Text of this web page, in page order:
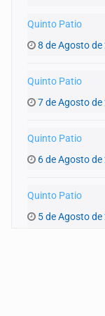
Quinto Patio
8 de Agosto de
Quinto Patio
7 de Agosto de
Quinto Patio
6 de Agosto de
Quinto Patio
5 de Agosto de